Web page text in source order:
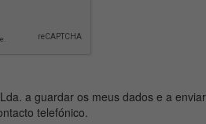
a guardar os meus dados e a enviar
telefónico.